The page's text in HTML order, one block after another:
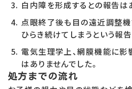
白内障を形成するとの報告は
点眼終了後も目の遠近調整
ひらき続けてしまうという報
電気生理学上、網膜機能に影
はありませんでした。
処方までの流れ